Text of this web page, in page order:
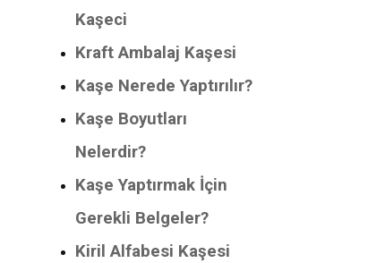
Kaşeci
Kraft Ambalaj Kaşesi
Kaşe Nerede Yaptırılır?
Kaşe Boyutları
Nelerdir?
Kaşe Yaptırmak İçin
Gerekli Belgeler?
Kiril Alfabesi Kaşesi